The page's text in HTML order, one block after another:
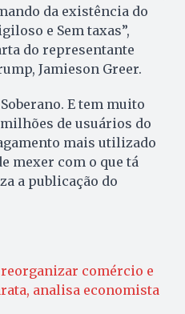
da existência do
e Sem taxas”,
do representante
Jamieson Greer.
E tem muito
de usuários do
mais utilizado
mexer com o que tá
a publicação do
comércio e
analisa economista